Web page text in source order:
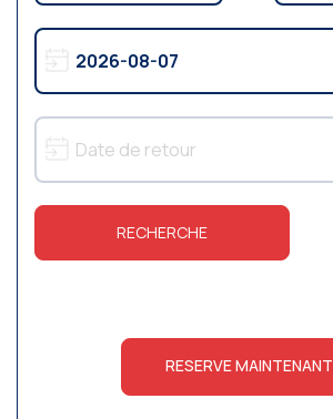
RECHERCHE
RESERVE MAINTENANT